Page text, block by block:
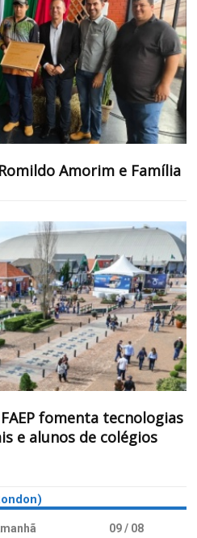
Amorim e Família
fomenta tecnologias
e alunos de colégios
09 / 08